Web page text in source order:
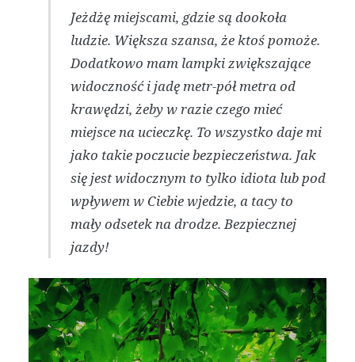
Jeżdżę miejscami, gdzie są dookoła
ludzie. Większa szansa, że ktoś pomoże.
Dodatkowo mam lampki zwiększające
widoczność i jadę metr-pół metra od
krawędzi, żeby w razie czego mieć
miejsce na ucieczkę. To wszystko daje mi
jako takie poczucie bezpieczeństwa. Jak
się jest widocznym to tylko idiota lub pod
wpływem w Ciebie wjedzie, a tacy to
mały odsetek na drodze. Bezpiecznej
jazdy!